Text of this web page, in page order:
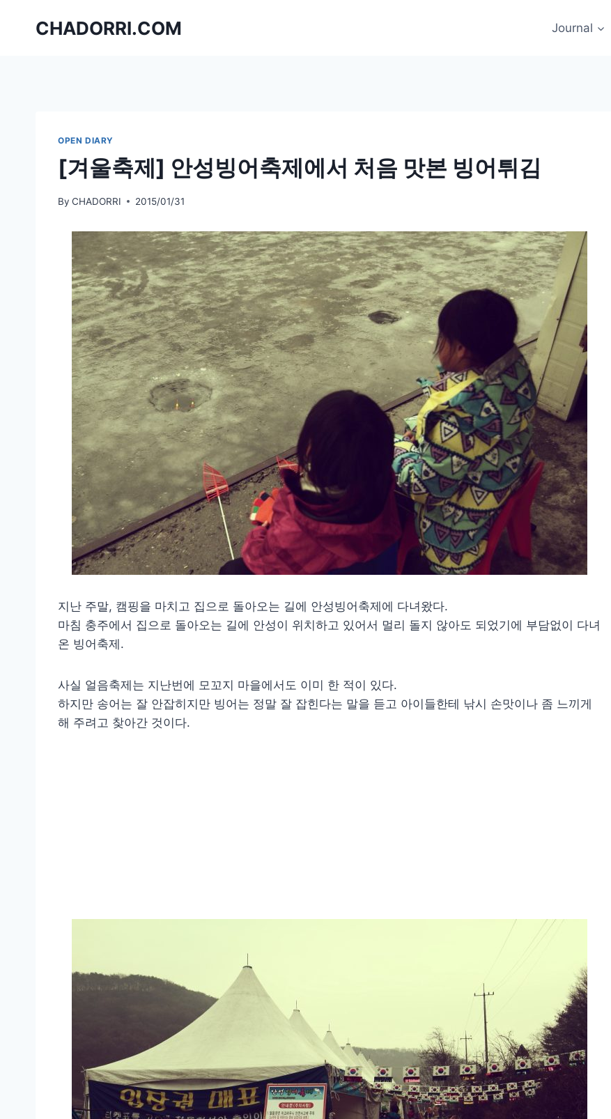
CHADORRI.COM Journal
OPEN DIARY
[겨울축제] 안성빙어축제에서 처음 맛본 빙어튀김
By CHADORRI 2015/01/31
지난 주말, 캠핑을 마치고 집으로 돌아오는 길에 안성빙어축제에 다녀왔다.
마침 충주에서 집으로 돌아오는 길에 안성이 위치하고 있어서 멀리 돌지 않아도 되었기에 부담없이 다녀
온 빙어축제.
사실 얼음축제는 지난번에 모꼬지 마을에서도 이미 한 적이 있다.
하지만 송어는 잘 안잡히지만 빙어는 정말 잘 잡힌다는 말을 듣고 아이들한테 낚시 손맛이나 좀 느끼게
해 주려고 찾아간 것이다.